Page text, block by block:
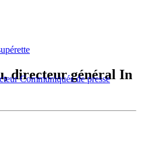
Communiqués de presse
directeur général In